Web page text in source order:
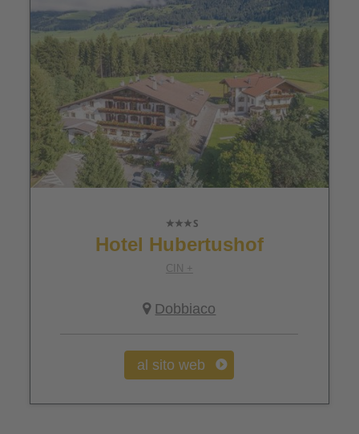
Hotel Hubertushof
CIN +
Dobbiaco
al sito web